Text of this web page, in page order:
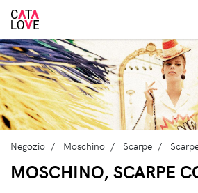
Negozio Moschino Scarpe
MOSCHINO, SCARPE